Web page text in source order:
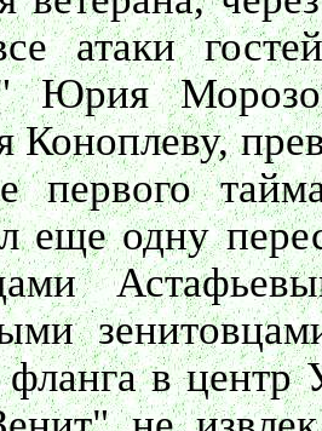
атаки
Юрия
Коноплеву,
первого
еще одну
фланга в центр